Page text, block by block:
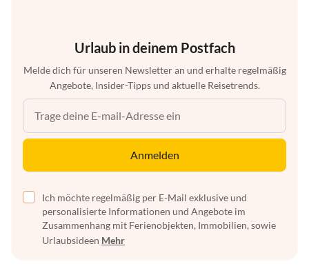
Urlaub in deinem Postfach
Melde dich für unseren Newsletter an und erhalte regelmäßig
Angebote, Insider-Tipps und aktuelle Reisetrends.
Anmelden
Ich möchte regelmäßig per E-Mail exklusive und
personalisierte Informationen und Angebote im
Zusammenhang mit Ferienobjekten, Immobilien, sowie
Urlaubsideen Mehr